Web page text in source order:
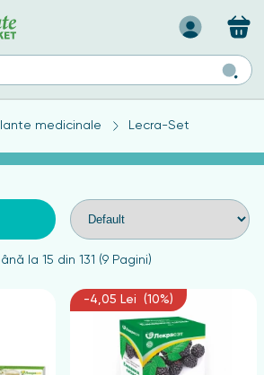
Назад
DE TEN
pentru ten mixt
problematic
pentru ten sensibil
medicinale Lecra-Set
la 15 din 131 (9 Pagini)
-4,05 Lei (10%)